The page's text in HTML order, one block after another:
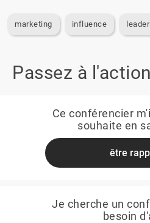
marketing influence
Passez à l'action
Ce conférencier
souhaite en
être
Je cherche un
besoin